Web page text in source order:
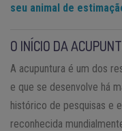
seu animal de
O INÍCIO DA
A acupuntura é um dos
e que se desenvolve há
histórico de pesquisas e
reconhecida